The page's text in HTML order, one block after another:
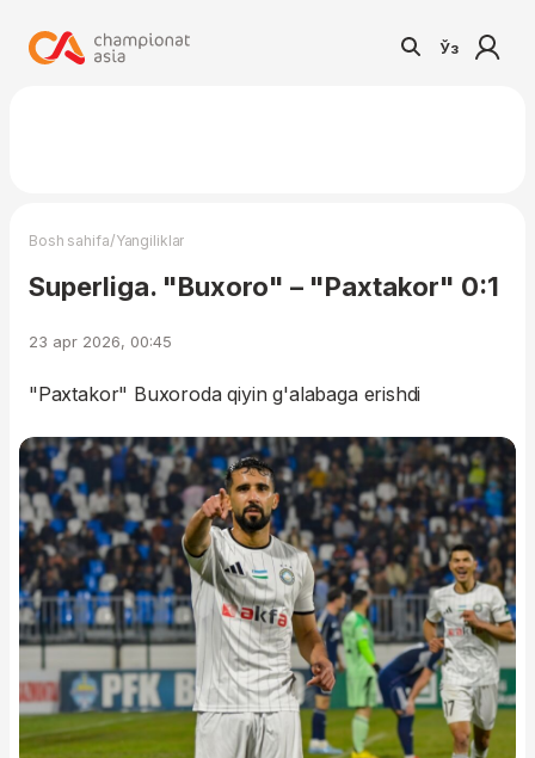
Ўз
Bosh sahifa/Yangiliklar
Superliga. "Buxoro" – "Paxtakor" 0:1
23 apr 2026, 00:45
"Paxtakor" Buxoroda qiyin g'alabaga erishdi